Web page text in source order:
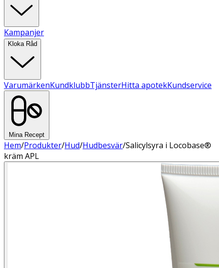
Kampanjer
Kloka Råd
VarumärkenKundklubbTjänsterHitta apotekKundservice
Mina Recept
Hem/Produkter/Hud/Hudbesvär/Salicylsyra i Locobase®
kräm APL